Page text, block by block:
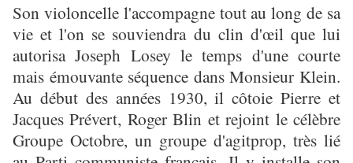
Son violoncelle l'accompagne tout au long de sa
vie et l'on se souviendra du clin d'œil que lui
autorisa Joseph Losey le temps d'une courte
mais émouvante séquence dans Monsieur Klein.
Au début des années 1930, il côtoie Pierre et
Jacques Prévert, Roger Blin et rejoint le célèbre
Groupe Octobre, un groupe d'agitprop, très lié